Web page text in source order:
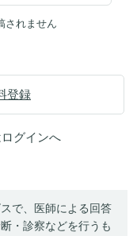
されません
登録
ログインへ
で、医師による回答
・診察などを行うも